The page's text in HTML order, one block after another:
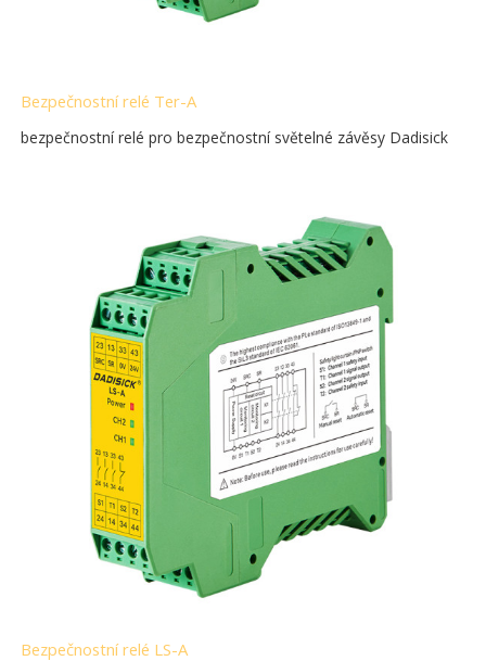
Bezpečnostní relé Ter-A
bezpečnostní relé pro bezpečnostní světelné závěsy Dadisick
Bezpečnostní relé LS-A